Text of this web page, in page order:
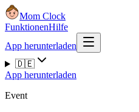
Mom Clock
FunktionenHilfe
App herunterladen
🇩🇪
App herunterladen
Event